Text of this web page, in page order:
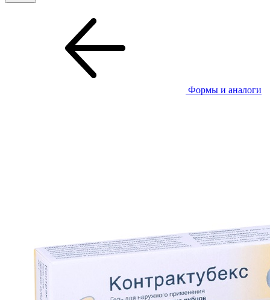
Формы и аналоги